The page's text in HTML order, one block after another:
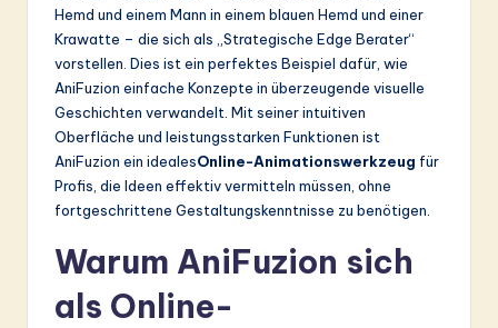
in
A
Hemd und einem Mann in einem blauen Hemd und einer
Krawatte – die sich als „Strategische Edge Berater“
vorstellen. Dies ist ein perfektes Beispiel dafür, wie
AniFuzion einfache Konzepte in überzeugende visuelle
Geschichten verwandelt. Mit seiner intuitiven
Oberfläche und leistungsstarken Funktionen ist
AniFuzion ein idealesOnline-Animationswerkzeug für
Profis, die Ideen effektiv vermitteln müssen, ohne
fortgeschrittene Gestaltungskenntnisse zu benötigen.
Warum AniFuzion sich
als Online-